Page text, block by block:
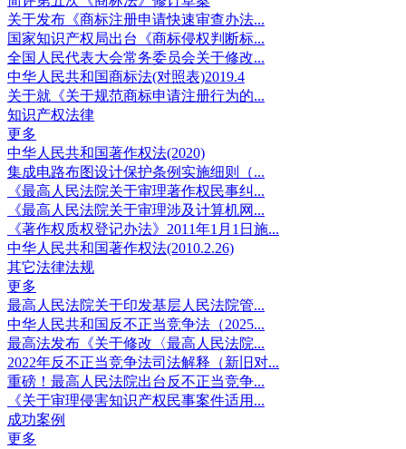
关于发布《商标注册申请快速审查办法...
国家知识产权局出台《商标侵权判断标...
全国人民代表大会常务委员会关于修改...
中华人民共和国商标法(对照表)2019.4
关于就《关于规范商标申请注册行为的...
知识产权法律
更多
中华人民共和国著作权法(2020)
集成电路布图设计保护条例实施细则（...
《最高人民法院关于审理著作权民事纠...
《最高人民法院关于审理涉及计算机网...
《著作权质权登记办法》2011年1月1日施...
中华人民共和国著作权法(2010.2.26)
其它法律法规
更多
最高人民法院关于印发基层人民法院管...
中华人民共和国反不正当竞争法（2025...
最高法发布《关于修改〈最高人民法院...
2022年反不正当竞争法司法解释（新旧对...
重磅！最高人民法院出台反不正当竞争...
《关于审理侵害知识产权民事案件适用...
成功案例
更多